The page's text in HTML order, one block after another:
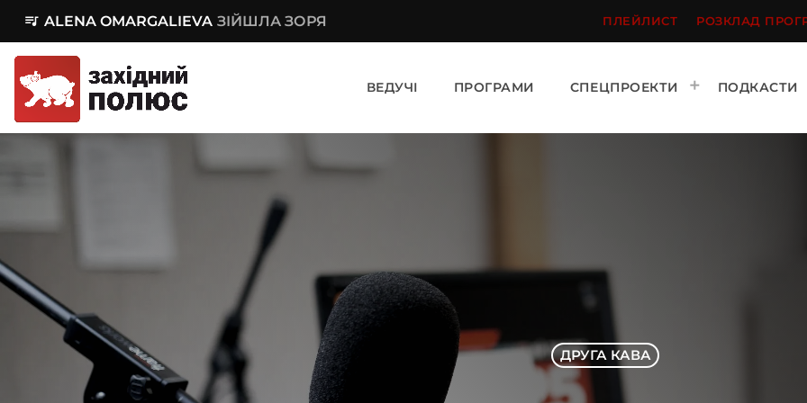
queue_music ALENA OMARGALIEVA ЗІЙШЛА ЗОРЯ ПЛЕЙЛИСТ РОЗКЛАД
ВЕДУЧІ ПРОГРАМИ СПЕЦПРОЕКТИ ПОДКАСТИ
ДРУГА КАВА